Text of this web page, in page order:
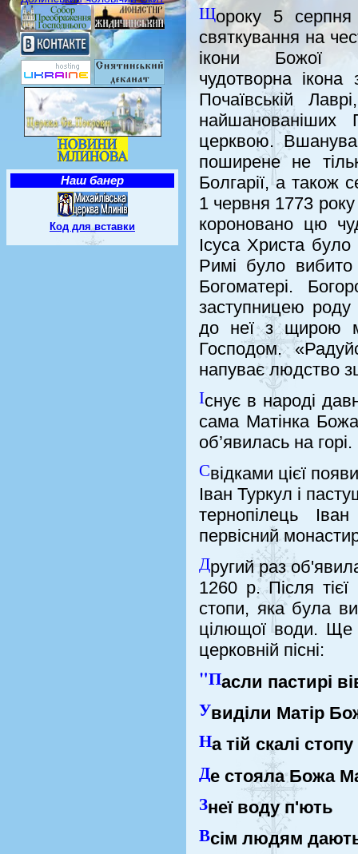
Наш банер
Код для вставки
Щороку 5 серпня
святкування на
ікони Божої
чудотворна ікона
Почаївській
найшанованіших
церквою.
поширене не
Болгарії, а також
1 червня 1773
короновано цю
Ісуса Христа
Римі було вибито
Богоматері.
заступницею роду
до неї з щирою
Господом.
напуває людство
Існує в народі
сама Матінка
об’явилась на горі.
Свідками цієї
Іван Туркул і
тернопілець
первісний
Другий раз
1260 р. Після
стопи, яка була
цілющої води. Ще
церковній пісні:
"Пасли пастирі
Увиділи Матір
На тій скалі
Де стояла Божа
Знеї воду п'ють
Всім людям